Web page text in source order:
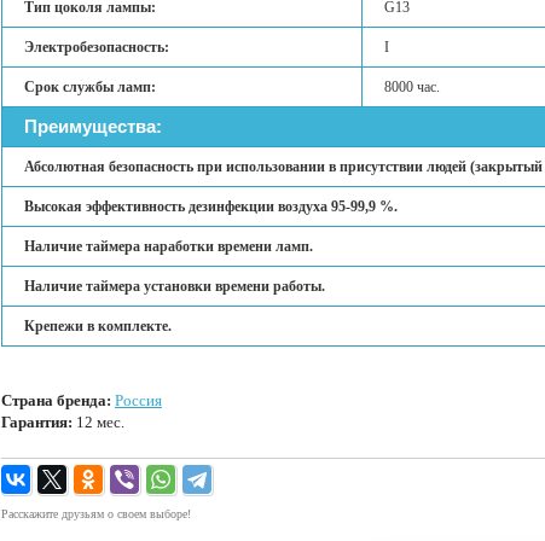
Тип цоколя лампы: G13
Электробезопасность: I
Срок службы ламп: 8000 час.
Преимущества:
Абсолютная безопасность при использовании в присутствии людей
Высокая эффективность дезинфекции воздуха 95-99,9 %.
Наличие таймера наработки времени ламп.
Наличие таймера установки времени работы.
Крепежи в комплекте.
Страна бренда: Россия
Гарантия: 12 мес.
Расскажите друзьям о своем выборе!